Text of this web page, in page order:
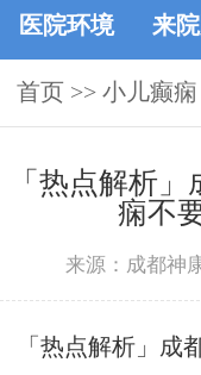
医院环境 来
首页 >> 小儿癫
「热点解析
痫不
来源：成都神
「热点解析」成